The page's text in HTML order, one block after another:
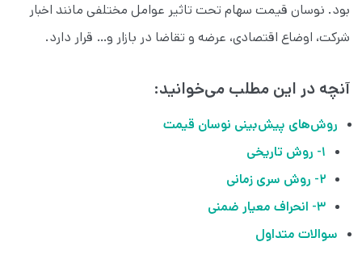
بود. نوسان قیمت سهام تحت تاثیر عوامل مختلفی مانند اخبار
شرکت، اوضاع اقتصادی، عرضه و تقاضا در بازار و… قرار دارد.
آنچه در این مطلب می‌خوانید:
روش‌های پیش‌بینی نوسان قیمت
۱- روش تاریخی
۲- روش سری زمانی
۳- انحراف معیار ضمنی
سوالات متداول